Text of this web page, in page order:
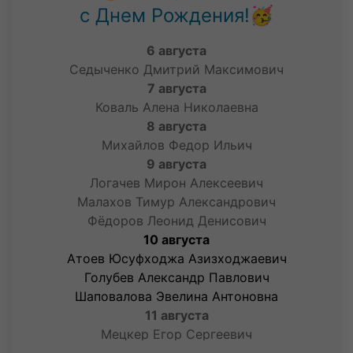
с Днем Рождения!🥳
Ботов Ярослав Олегович
Олейников Демид Владимирович
6 августа
Седыченко Дмитрий Максимович
7 августа
Коваль Алена Николаевна
8 августа
Михайлов Федор Ильич
9 августа
Логачев Мирон Алексеевич
Малахов Тимур Александрович
Фёдоров Леонид Денисович
10 августа
Атоев Юсуфходжа Азизходжаевич
Голубев Александр Павлович
Шаповалова Эвелина Антоновна
11 августа
Мецкер Егор Сергеевич